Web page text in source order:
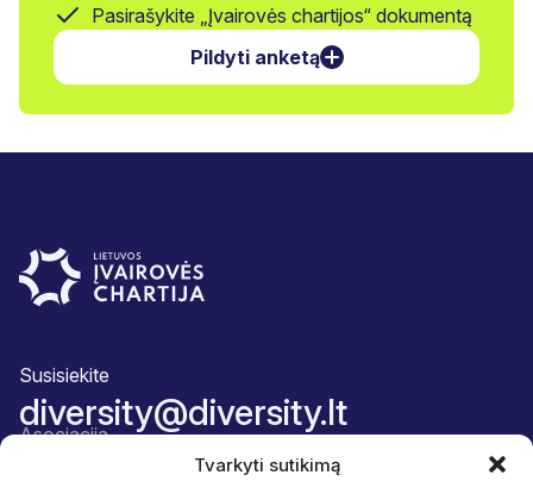
Tvarkyti sutikimą
Pasirašykite „Įvairovės chartijos“ dokumentą
Pildyti anketą
Susisiekite
diversity@diversity.lt
Asociacija